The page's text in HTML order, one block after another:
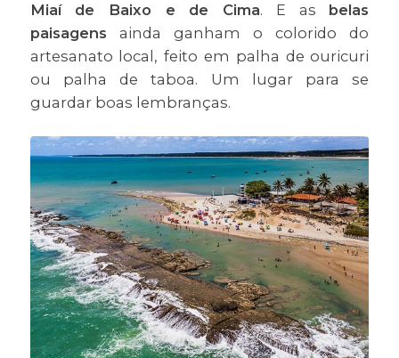
Miaí de Baixo e de Cima. E as belas
paisagens ainda ganham o colorido do
artesanato local, feito em palha de ouricuri
ou palha de taboa. Um lugar para se
guardar boas lembranças.